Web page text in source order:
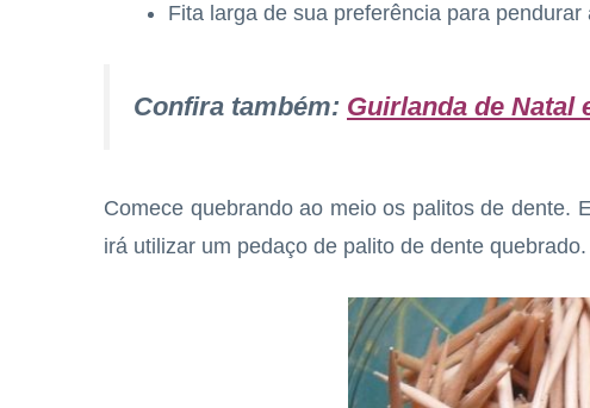
Fita larga de sua preferência para pendurar
Confira também: Guirlanda de Natal
Comece quebrando ao meio os palitos de dente.
irá utilizar um pedaço de palito de dente quebrado.